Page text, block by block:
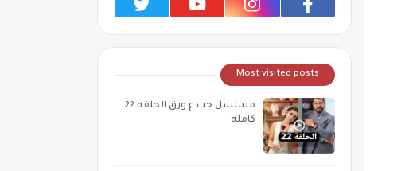
Most visited posts
مسلسل حب ع ورق الحلقه 22
كامله